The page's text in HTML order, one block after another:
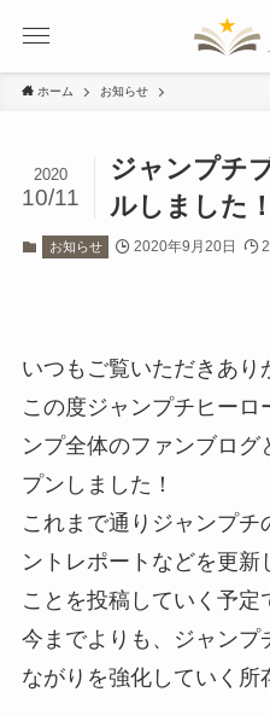
ホーム お知らせ
ジャンプチ
ルしました！
2020
10/11
お知らせ 2020年9月20日
いつもご覧いただきあり
この度ジャンプチヒーロ
ンプ全体のファンブロ
プンしました！
これまで通りジャンプ
ントレポートなどを更新
ことを投稿していく予定
今までよりも、ジャン
ながりを強化していく所